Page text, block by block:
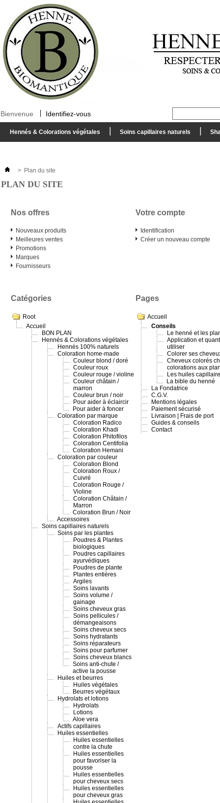
Bienvenue Identifiez-vous
Hennés & Colorations végétales Soins capillaires naturels
> Plan du site
PLAN DU SITE
Nos offres
Nouveaux produits
Meilleures ventes
Promotions
Marques
Fournisseurs
Votre compte
Identification
Créer un nouveau compte
Catégories
Root
Accueil
BON PLAN
Hennés & Colorations végétales
Hennés 100% naturels
Coloration home-made
Couleur blond / doré
Couleur roux
Couleur rouge / violine
Couleur châtain /
marron
Couleur brun / noir
Pour aider à éclaircir
Pour aider à foncer
Coloration par marque
Coloration Radico
Coloration Khadi
Coloration Phitofilos
Coloration Centifolia
Coloration Hemani
Coloration par couleur
Coloration Blond
Coloration Roux /
Cuivré
Coloration Rouge /
Violine
Coloration Châtain /
Marron
Coloration Brun / Noir
Accessoires
Soins capillaires naturels
Soins par les plantes
Poudres & Plantes
biologiques
Poudres capillaires
ayurvédiques
Poudres de plante
Plantes entières
Argiles
Soins lavants
Soins volume /
gainage
Soins cheveux gras
Soins pellicules /
démangeaisons
Soins cheveux secs
Soins hydratants
Soins réparateurs
Soins pour parfumer
Soins cheveux blancs
Soins anti-chute /
active la pousse
Huiles et beurres
Huiles végétales
Beurres végétaux
Hydrolats et lotions
Hydrolats
Lotions
Aloe vera
Actifs capillaires
Huiles essentielles
Huiles essentielles
contre la chute
Huiles essentielles
pour favoriser la
pousse
Huiles essentielles
pour cheveux secs
Huiles essentielles
pour cheveux gras
Pages
Accueil
Conseils
Le henné et les
Application et
utiliser
Colorer ses
Cheveux colorés
colorations aux
Les huiles
La bible du henné
La Fondatrice
C.G.V.
Mentions légales
Paiement sécurisé
Livraison | Frais de port
Guides & conseils
Contact